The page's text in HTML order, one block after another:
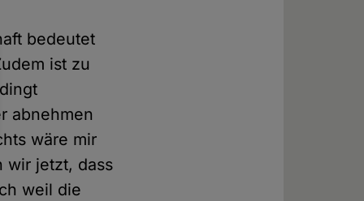
bedeutet
ist zu
abnehmen
wäre mir
wir jetzt, dass
weil die